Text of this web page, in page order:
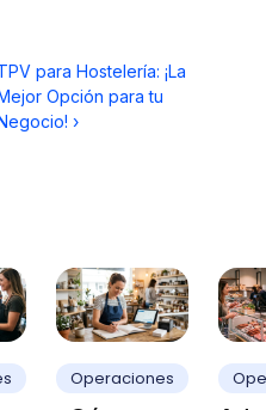
para Hostelería: ¡La
Opción para tu
›
Operaciones